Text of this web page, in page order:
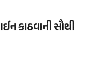
કાઠવાની સૌથી